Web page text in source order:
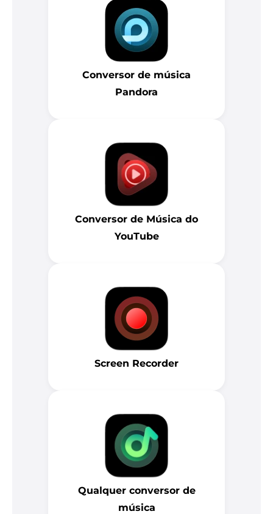
Conversor de música
Pandora
Conversor de Música do
YouTube
Screen Recorder
Qualquer conversor de
música